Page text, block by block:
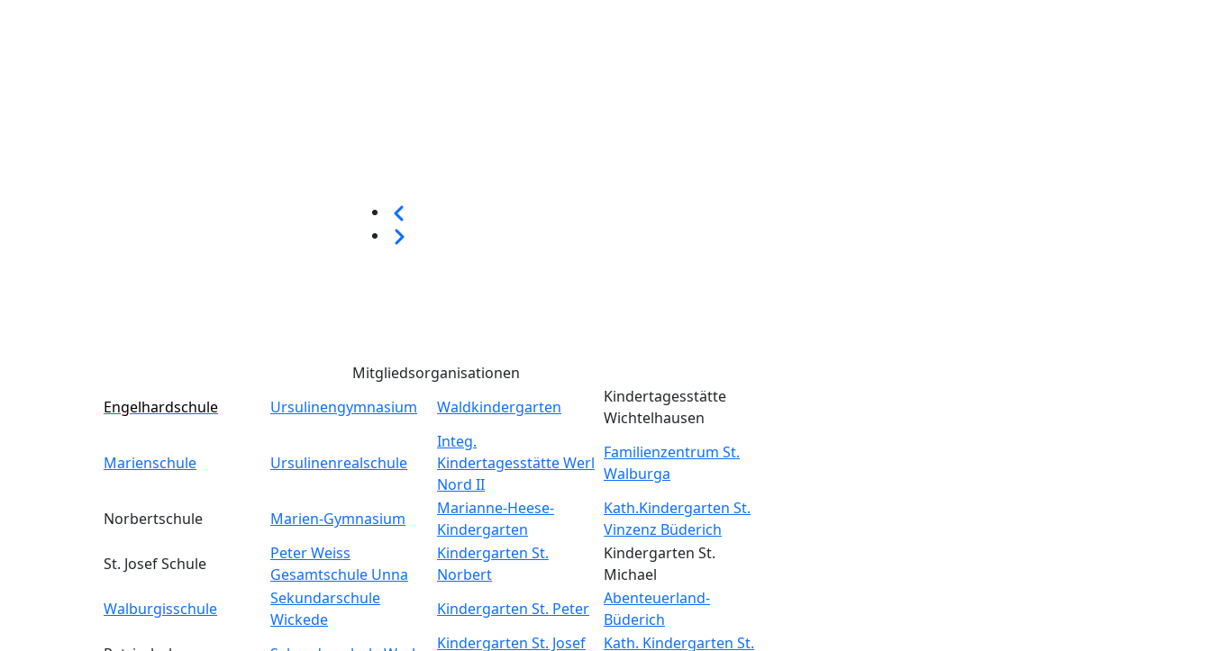
Seitennummerierung
Weiter
Mitgliedsorganisationen
Engelhardschule
Ursulinengymnasium Waldkindergarten
Kindertagesstätte
Wichtelhausen
Marienschule Ursulinenrealschule
Integ.
Kindertagesstätte Werl
Nord II
Familienzentrum St.
Walburga
Norbertschule Marien-Gymnasium
Marianne-Heese-
Kindergarten
Kath.Kindergarten St.
Vinzenz Büderich
St. Josef Schule
Peter Weiss
Gesamtschule Unna
Kindergarten St.
Norbert
Kindergarten St.
Michael
Walburgisschule
Sekundarschule
Wickede
Kindergarten St. Peter
Abenteuerland-
Büderich
Kindergarten St. Josef Kath. Kindergarten St.